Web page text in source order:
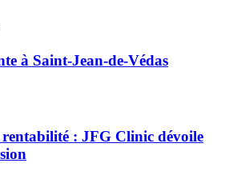
à Saint-Jean-de-Védas
rentabilité : JFG Clinic dévoile